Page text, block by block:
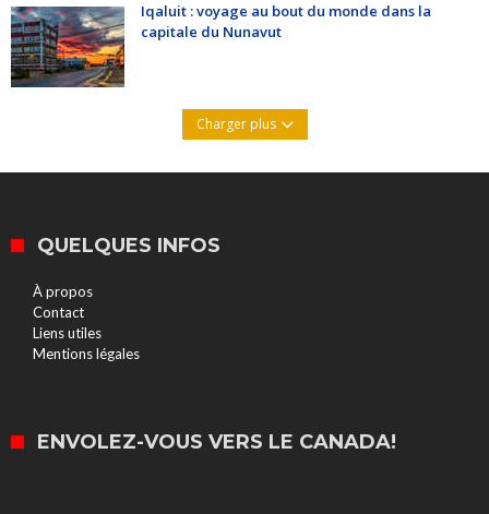
Iqaluit : voyage au bout du monde dans la
capitale du Nunavut
Charger plus
QUELQUES INFOS
À propos
Contact
Liens utiles
Mentions légales
ENVOLEZ-VOUS VERS LE CANADA!